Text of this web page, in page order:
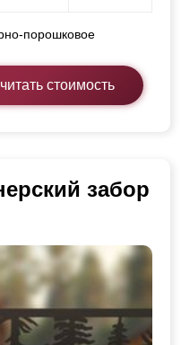
порошковое
стоимость
забор